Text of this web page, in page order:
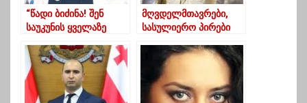
“წადი ბიძინა! შენ
საუკუნის ყველაზე
ანაქრონიზმი ხარ”
მღვდელმთავრები,
სასულიერო პირები
ინფიცირებულები
არიან… ზოგი არ
ამჟღავნებს – მეუფე
იობი